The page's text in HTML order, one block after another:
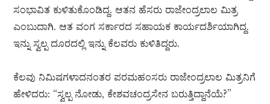
ಸಂಭಾವಿತ ಕುಳಿತುಕೊಂಡಿದ್ದ. ಆತನ ಹೆಸರು ರಾಜೇಂದ್ರಲಾಲ ಮಿತ್ರ
ಎಂಬುದಾಗಿ. ಆತ ವಂಗ ಸರ್ಕಾರದ ಸಹಾಯಕ ಕಾರ್ಯದರ್ಶಿಯಾಗಿದ್ದ.
ಇನ್ನು ಸ್ವಲ್ಪ ದೂರದಲ್ಲಿ ಇನ್ನು ಕೆಲವರು ಕುಳಿತಿದ್ದರು.
ಕೆಲವು ನಿಮಿಷಗಳಾದನಂತರ ಪರಮಹಂಸರು ರಾಜೇಂದ್ರಲಾಲ ಮಿತ್ರನಿಗೆ
ಹೇಳಿದರು: “ಸ್ವಲ್ಪ ನೋಡು, ಕೇಶವಚಂದ್ರಸೇನ ಬರುತ್ತಿದ್ದಾನೆಯೆ?”